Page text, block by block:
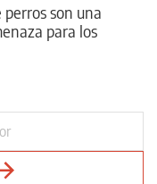
perros son una
para los